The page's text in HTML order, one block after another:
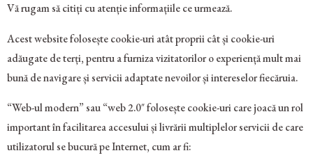
Vă rugam să citiți cu atenție informațiile ce urmează.
Acest website folosește cookie-uri atât proprii cât și cookie-uri
adăugate de terți, pentru a furniza vizitatorilor o experiență mult mai
bună de navigare și servicii adaptate nevoilor și intereselor fiecăruia.
“Web-ul modern” sau “web 2.0″ folosește cookie-uri care joacă un rol
important în facilitarea accesului și livrării multiplelor servicii de care
utilizatorul se bucură pe Internet, cum ar fi: